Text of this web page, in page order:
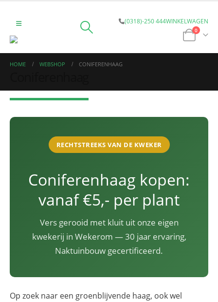
(0318)-250 444WINKELWAGEN
0
HOME WEBSHOP CONIFERENHAAG
RECHTSTREEKS VAN DE KWEKER
Coniferenhaag kopen:
vanaf €5,- per plant
Vers gerooid met kluit uit onze eigen
kwekerij in Wekerom — 30 jaar ervaring,
Naktuinbouw gecertificeerd.
Op zoek naar een groenblijvende haag, ook wel